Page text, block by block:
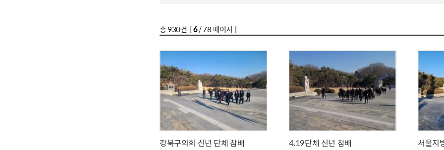
총930건 [6/ 78 페이지 ]
강북구의회 신년 단체 참배 4.19단체 신년 참배 서울지